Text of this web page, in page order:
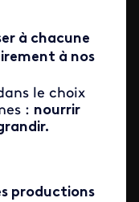
à chacune
à nos
le choix
: nourrir
productions